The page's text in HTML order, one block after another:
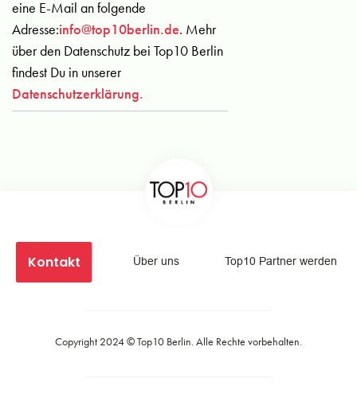
eine E-Mail an folgende
Adresse:info@top10berlin.de. Mehr
über den Datenschutz bei Top10 Berlin
findest Du in unserer
Datenschutzerklärung.
Kontakt Über uns Top10 Partner werden
Copyright 2024 ©Top10 Berlin. Alle Rechte vorbehalten.